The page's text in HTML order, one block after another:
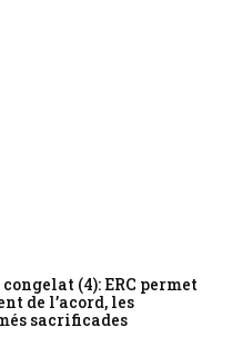
(4): ERC permet
de l’acord, les
sacrificades